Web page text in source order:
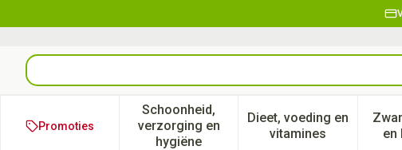
Product, merk, categorie...
Promoties
Schoonheid,
verzorging en
hygiëne
Toon submenu voor Schoonheid,
Dieet, voeding en
vitaminesToon submenuen